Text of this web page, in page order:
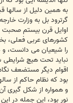
به همین دلیل از سالها
گرترود بل به وزارت
اوایل قرن بیستم صحبت
کشورهای عربی فعلی،
را شیعیان می دانست، و
نباید تحت هیچ شرایطی
اقوام دیگر مستضعف
بود که نظام حاکم از
و همواره از شکل گیری